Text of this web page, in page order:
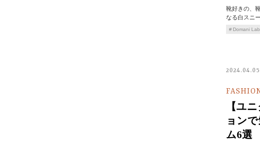
靴好きの、
なる白スニ
Domani Lab
2024.04.05
【ユ
ョン
ム6選